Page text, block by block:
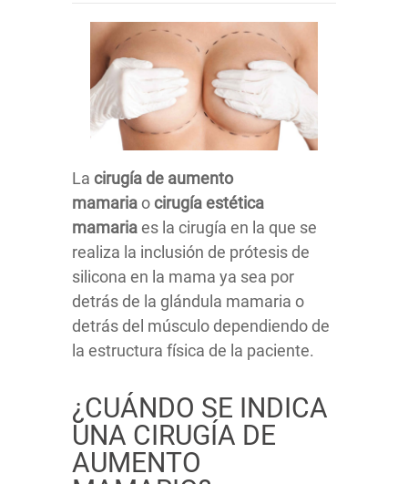
La cirugía de aumento
mamariaocirugía estética
mamariaes la cirugía en la que se
realiza la inclusión de prótesis de
silicona en la mama ya sea por
detrás de la glándula mamaria o
detrás del músculo dependiendo de
la estructura física de la paciente.
¿CUÁNDO SE INDICA
UNA CIRUGÍA DE
AUMENTO